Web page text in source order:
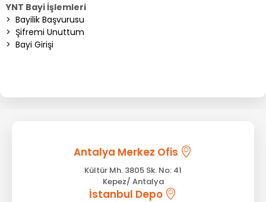
YNT Bayi İşlemleri
> Bayilik Başvurusu
> Şifremi Unuttum
> Bayi Girişi
Antalya Merkez Ofis
Kültür Mh. 3805 Sk. No: 41
Kepez/ Antalya
İstanbul Depo